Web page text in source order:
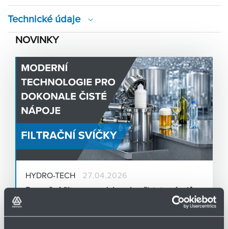
Technické údaje
NOVINKY
HYDRO-TECH
27.04.2026
Bezpečná filtrace pro dokonalou čistotu nápojů
Filtrace pro nápojový průmysl – pro pivovarnictví,
výrobu limonád, vinařství, lihovarnictví, nealko nápoje,